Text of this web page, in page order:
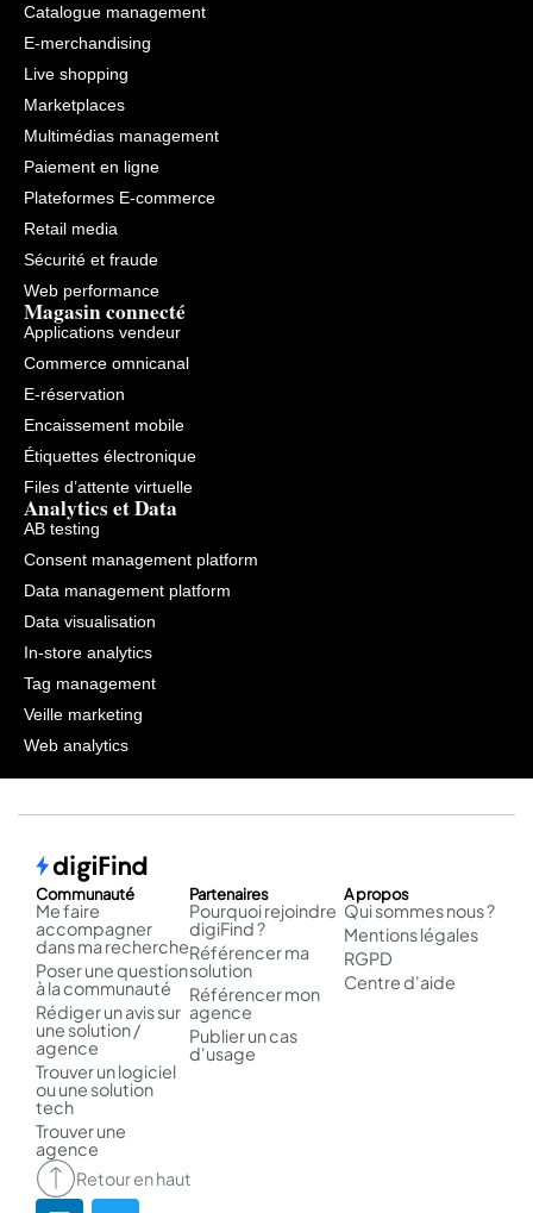
Catalogue management
E-merchandising
Live shopping
Marketplaces
Multimédias management
Paiement en ligne
Plateformes E-commerce
Retail media
Sécurité et fraude
Web performance
Magasin connecté
Applications vendeur
Commerce omnicanal
E-réservation
Encaissement mobile
Étiquettes électronique
Files d’attente virtuelle
Analytics et Data
AB testing
Consent management platform
Data management platform
Data visualisation
In-store analytics
Tag management
Veille marketing
Web analytics
Communauté
Me faire
accompagner
dans ma recherche
Poser une question
à la communauté
Rédiger un avis sur
une solution /
agence
Trouver un logiciel
ou une solution
tech
Trouver une
agence
Partenaires
Pourquoi rejoindre
digiFind ?
Référencer ma
solution
Référencer mon
agence
Publier un cas
d'usage
A propos
Qui sommes nous ?
Mentions légales
RGPD
Centre d'aide
Retour en haut